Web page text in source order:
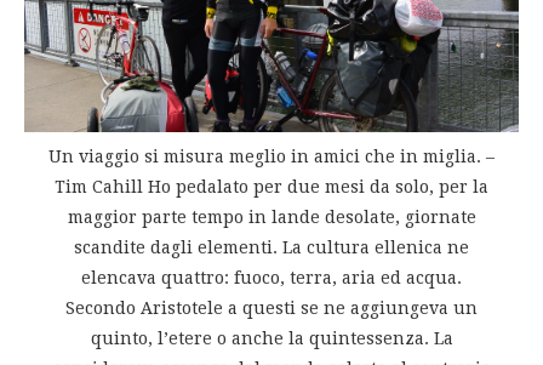
Un viaggio si misura meglio in amici che in miglia. –
Tim Cahill Ho pedalato per due mesi da solo, per la
maggior parte tempo in lande desolate, giornate
scandite dagli elementi. La cultura ellenica ne
elencava quattro: fuoco, terra, aria ed acqua.
Secondo Aristotele a questi se ne aggiungeva un
quinto, l’etere o anche la quintessenza. La